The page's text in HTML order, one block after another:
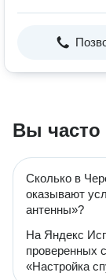
Вы часто
Сколько в
оказывают
антенны»?
На Яндекс
проверенных
«Настройка